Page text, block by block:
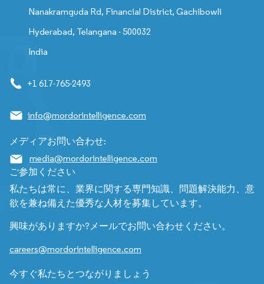
Nanakramguda Rd, Financial District, Gachibowli
Hyderabad, Telangana - 500032
India
+1 617-765-2493
info@mordorintelligence.com
メディアお問い合わせ:
media@mordorintelligence.com
ご参加ください
私たちは常に、業界に関する専門知識、問題解決能力、意
欲を兼ね備えた優秀な人材を募集しています。
興味がありますか?メールでお問い合わせください。
careers@mordorintelligence.com
今すぐ私たちとつながりましょう